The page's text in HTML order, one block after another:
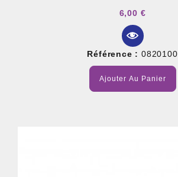
6,00 €
Référence : 0820100
Ajouter Au Panier